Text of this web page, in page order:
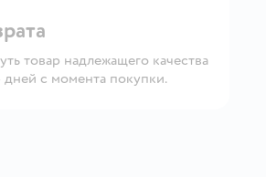
товар надлежащего качества
с момента покупки.